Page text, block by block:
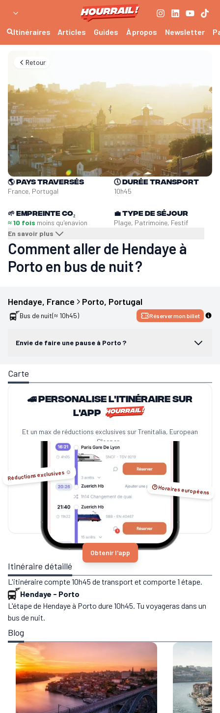
Itinéraires Articles Guides À propos Newsletter
Retour
🌎Pays traversés
France, Portugal
🕔Durée transport
10h45
🌱 Empreinte CO₂
≈ 10 fois moins qu'enavion
En savoir plus
💼Type de séjour
Plage, Patrimoine, Festif
Comment aller de Hendaye à
Porto en bus de nuit ?
Hendaye, France Porto, Portugal
Bus de nuit(≈ 10h45) Réserver mon billet
Envie de faire une pause à Porto ?
Carte
🚄 Personalise l'itinéraire sur
l'app
Et un max de réductions exclusives sur Trenitalia, European
Sleeper...
Réductions exclusives ☺️
🕑 Horaires européens
Obtenir l'app
Itinéraire détaillé
L'itinéraire compte 10h45 de transport et comporte 1 étape.
Hendaye - Porto
L'étape de Hendaye à Porto dure 10h45. Tu voyageras dans un
bus de nuit.
Blog